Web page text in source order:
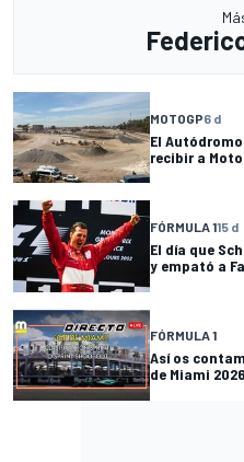
MOTOGP6 d
El
recibir a
FÓRMULA 115 d
El día que
y empató a
FÓRMULA 1
Así os
de Miami